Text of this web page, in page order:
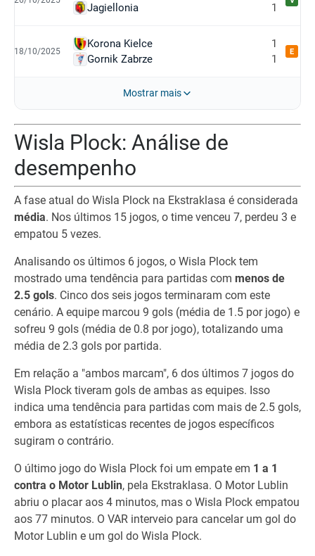
Jagiellonia
1
18/10/2025
Korona Kielce
Gornik Zabrze
1
1
E
Mostrar mais
Wisla Plock: Análise de
desempenho
A fase atual do Wisla Plock na Ekstraklasa é considerada
média. Nos últimos 15 jogos, o time venceu 7, perdeu 3 e
empatou 5 vezes.
Analisando os últimos 6 jogos, o Wisla Plock tem
mostrado uma tendência para partidas com menos de
2.5 gols. Cinco dos seis jogos terminaram com este
cenário. A equipe marcou 9 gols (média de 1.5 por jogo) e
sofreu 9 gols (média de 0.8 por jogo), totalizando uma
média de 2.3 gols por partida.
Em relação a "ambos marcam", 6 dos últimos 7 jogos do
Wisla Plock tiveram gols de ambas as equipes. Isso
indica uma tendência para partidas com mais de 2.5 gols,
embora as estatísticas recentes de jogos específicos
sugiram o contrário.
O último jogo do Wisla Plock foi um empate em 1 a 1
contra o Motor Lublin, pela Ekstraklasa. O Motor Lublin
abriu o placar aos 4 minutos, mas o Wisla Plock empatou
aos 77 minutos. O VAR interveio para cancelar um gol do
Motor Lublin e um gol do Wisla Plock.